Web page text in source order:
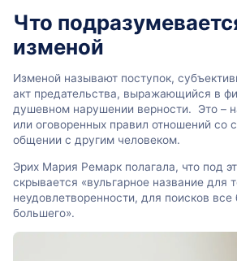
Что
изменой
Изменой называют поступок,
акт предательства, выражающийся в
душевном нарушении верности. Это –
или оговоренных правил отношений со
общении с другим человеком.
Эрих Мария Ремарк полагала, что под
скрывается «вульгарное название для
неудовлетворенности, для поисков все
большего».